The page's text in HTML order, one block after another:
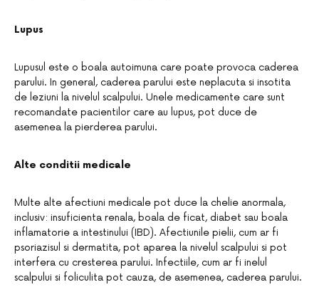
Lupus
Lupusul este o boala autoimuna care poate provoca caderea
parului. In general, caderea parului este neplacuta si insotita
de leziuni la nivelul scalpului. Unele medicamente care sunt
recomandate pacientilor care au lupus, pot duce de
asemenea la pierderea parului.
Alte conditii medicale
Multe alte afectiuni medicale pot duce la chelie anormala,
inclusiv: insuficienta renala, boala de ficat, diabet sau boala
inflamatorie a intestinului (IBD). Afectiunile pielii, cum ar fi
psoriazisul si dermatita, pot aparea la nivelul scalpului si pot
interfera cu cresterea parului. Infectiile, cum ar fi inelul
scalpului si foliculita pot cauza, de asemenea, caderea parului.